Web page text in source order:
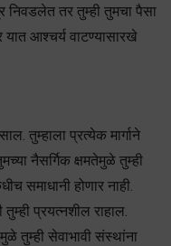
निवडलेत तर तुम्ही तुमचा पैसा
आश्चर्य वाटण्यासारखे
तुम्हाला प्रत्येक मार्गाने
नैसर्गिक क्षमतेमुळे तुम्ही
समाधानी होणार नाही.
प्रयत्नशील राहाल.
तुम्ही सेवाभावी संस्थांना